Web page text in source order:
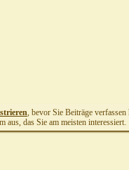
, bevor Sie Beiträge
aus, das Sie am meisten interessiert.